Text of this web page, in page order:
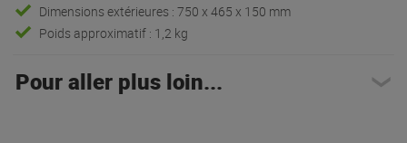
Dimensions extérieures : 750 x 465 x 150 mm
Poids approximatif : 1,2 kg
Pour aller plus loin...